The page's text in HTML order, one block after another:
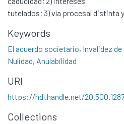
Políticas
tutelados; 3) vía procesal distinta
Keywords
El acuerdo societario, Invalidez
Nulidad, Anulabilidad
URI
https://hdl.handle.net/
Collections